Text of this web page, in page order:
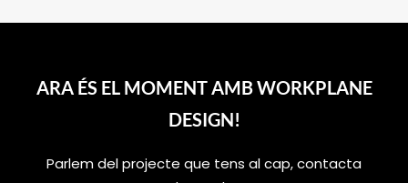
ARA ÉS EL MOMENT AMB WORKPLANE
DESIGN!
Parlem del projecte que tens al cap, contacta